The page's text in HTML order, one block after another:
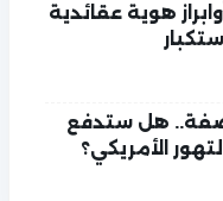
هوية عقائدية
هل ستدفع
الأمريكي؟